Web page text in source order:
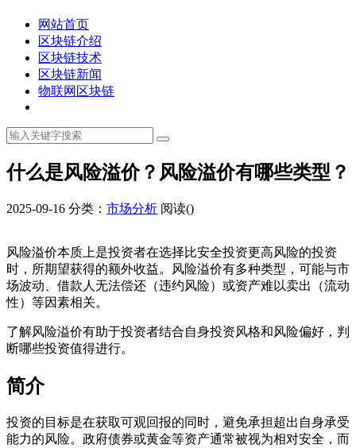
网站首页
区块链介绍
区块链技术
区块链新闻
物联网区块链
什么是风险溢价？风险溢价有哪些类型？
2025-09-16 分类： 市场分析 阅读()
风险溢价本质上是投资者在选择比安全投资更高风险的投资
时，所期望获得的额外收益。风险溢价有多种类型，可能与市
场波动、借款人无法偿还（违约风险）或资产难以卖出（流动
性）等因素相关。
了解风险溢价有助于投资者结合自身投资风格和风险偏好，判
断哪些投资值得进行。
简介
投资的目标是在获取可观回报的同时，避免承担超出自身承受
能力的风险。政府债券或黄金等资产通常被视为相对安全，而